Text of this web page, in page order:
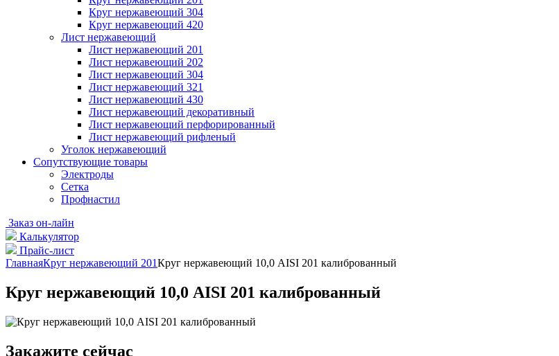
Круг нержавеющий 304
Круг нержавеющий 420
Лист нержавеющий
Лист нержавеющий 201
Лист нержавеющий 202
Лист нержавеющий 304
Лист нержавеющий 321
Лист нержавеющий 430
Лист нержавеющий декоративный
Лист нержавеющий перфорированный
Лист нержавеющий рифленый
Уголок нержавеющий
Cопутствующие товары
Электроды
Сетка
Профнастил
Заказ он-лайн
Калькулятор
Прайс-лист
ГлавнаяКруг нержавеющий 201Круг нержавеющий 10,0 АІSI 201 калиброванный
Круг нержавеющий 10,0 АІSI 201 калиброванный
Закажите сейчас